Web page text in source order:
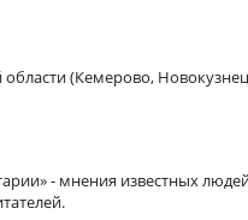
(Кемерово,
- мнения известных